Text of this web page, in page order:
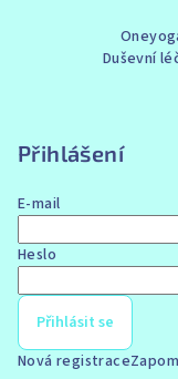
Duševní
Přihlášení
E-mail
Heslo
Přihlásit se
Nová registrace